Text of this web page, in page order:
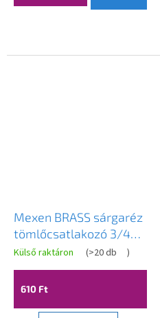
Mexen BRASS sárgaréz
tömlőcsatlakozó 3/4
GW x 16 mm - W97422-
3416
Külső raktáron (>20 db )
610 Ft